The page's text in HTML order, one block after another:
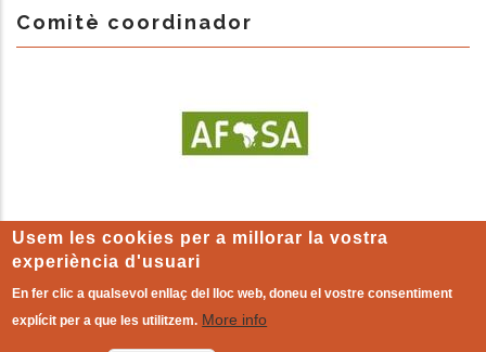
Comitè coordinador
Usem les cookies per a millorar la vostra
experiència d'usuari
En fer clic a qualsevol enllaç del lloc web, doneu el vostre consentiment
explícit per a que les utilitzem. More info